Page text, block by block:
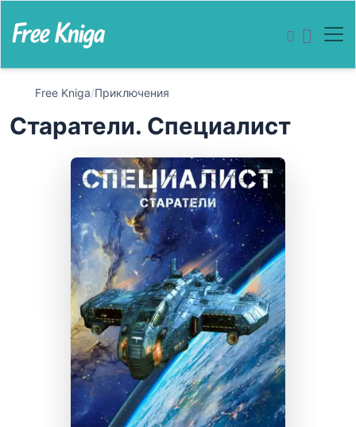
Free Kniga/Приключения
Старатели. Специалист